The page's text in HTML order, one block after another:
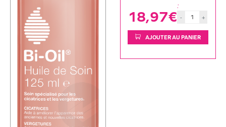
18,97€
:
- +
AJOUTER AU PANIER